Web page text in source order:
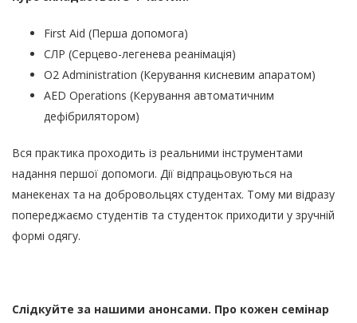
First Aid (Перша допомога)
СЛР (Серцево-легенева реанімація)
O2 Administration (Керування кисневим апаратом)
AED Operations (Керування автоматичним
дефібрилятором)
Вся практика проходить із реальними інструментами
надання першої допомоги. Дії відпрацьовуються на
манекенах та на добровольцях студентах. Тому ми відразу
попереджаємо студентів та студенток приходити у зручній
формі одягу.
Слідкуйте за нашими анонсами. Про кожен семінар